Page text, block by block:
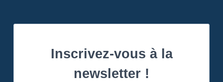
Inscrivez-vous à la
newsletter !